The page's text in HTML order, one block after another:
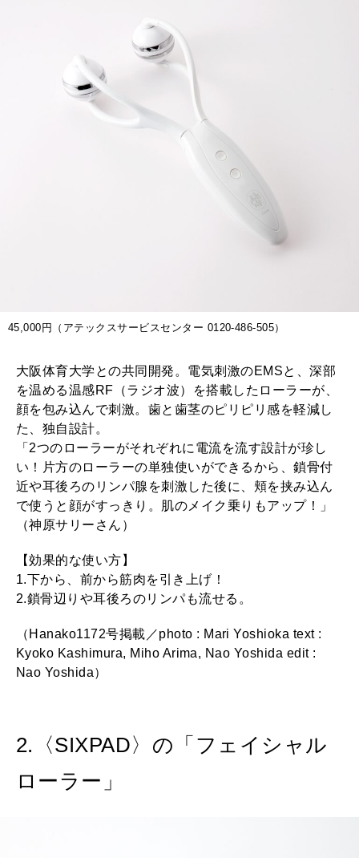
2026年6月号「大銀座 トレンドが生まれる 新しい一流店へ。」
2026年5月号「“大好き”に出会いに。韓国」
2026年4月号「未来をつくる、学びの教科書。」
2026年3月号「スイーツ予想図 2026」
FOLLOW US!
45,000円（アテックスサービスセンター 0120-486-505）
大阪体育大学との共同開発。電気刺激のEMSと、深部
を温める温感RF（ラジオ波）を搭載したローラーが、
顔を包み込んで刺激。歯と歯茎のピリピリ感を軽減し
た、独自設計。
「2つのローラーがそれぞれに電流を流す設計が珍し
い！片方のローラーの単独使いができるから、鎖骨付
近や耳後ろのリンパ腺を刺激した後に、頬を挟み込ん
で使うと顔がすっきり。肌のメイク乗りもアップ！」
（神原サリーさん）
【効果的な使い方】
1.下から、前から筋肉を引き上げ！
2.鎖骨辺りや耳後ろのリンパも流せる。
（Hanako1172号掲載／photo : Mari Yoshioka text :
Kyoko Kashimura, Miho Arima, Nao Yoshida edit :
Nao Yoshida）
2.〈SIXPAD〉の「フェイシャル
ローラー」